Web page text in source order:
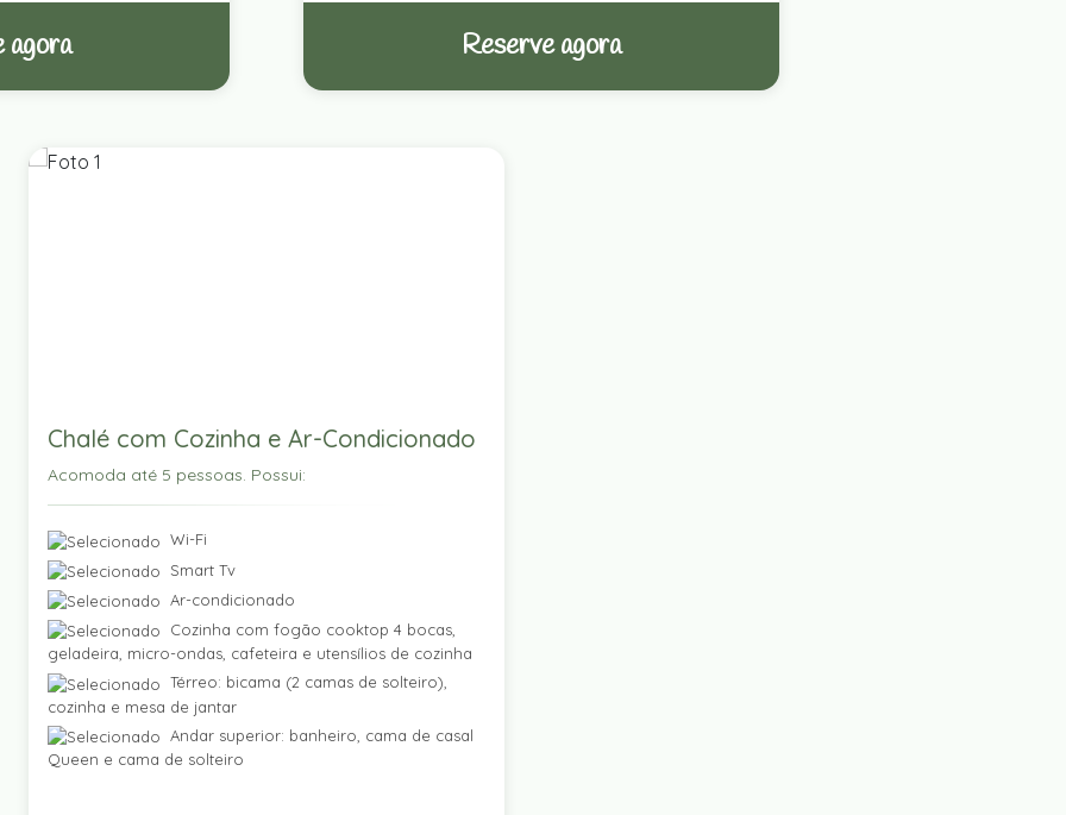
agora Reserve agora
Chalé com Cozinha e Ar-Condicionado
Acomoda até 5 pessoas. Possui:
Wi-Fi
Smart Tv
Ar-condicionado
Cozinha com fogão cooktop 4 bocas,
geladeira, micro-ondas, cafeteira e utensílios de cozinha
Térreo: bicama (2 camas de solteiro),
cozinha e mesa de jantar
Andar superior: banheiro, cama de casal
Queen e cama de solteiro